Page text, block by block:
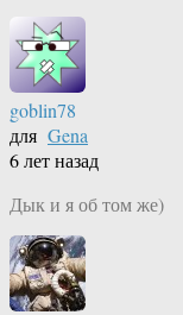
goblin78
для Gena
6 лет назад
Дык и я об том же)